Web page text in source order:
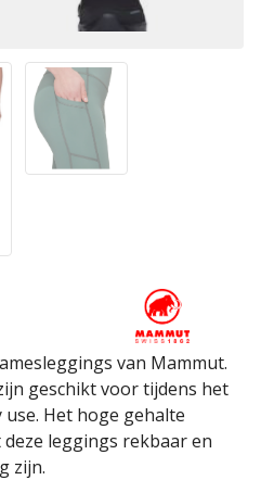
van Mammut.
geschikt voor tijdens het
Het hoge gehalte
leggings rekbaar en
zijn.